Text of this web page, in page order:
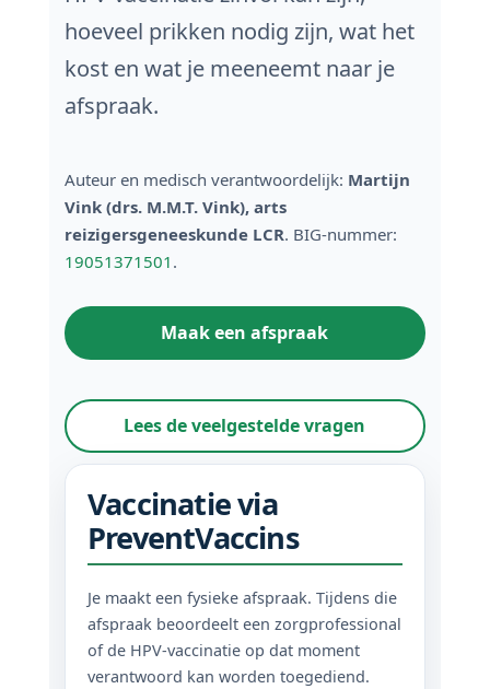
hoeveel prikken nodig zijn, wat het
kost en wat je meeneemt naar je
afspraak.
Auteur en medisch verantwoordelijk: Martijn
Vink (drs. M.M.T. Vink), arts
reizigersgeneeskunde LCR. BIG-nummer:
19051371501 .
Maak een afspraak
Lees de veelgestelde vragen
Vaccinatie via
PreventVaccins
Je maakt een fysieke afspraak. Tijdens die
afspraak beoordeelt een zorgprofessional
of de HPV-vaccinatie op dat moment
verantwoord kan worden toegediend.